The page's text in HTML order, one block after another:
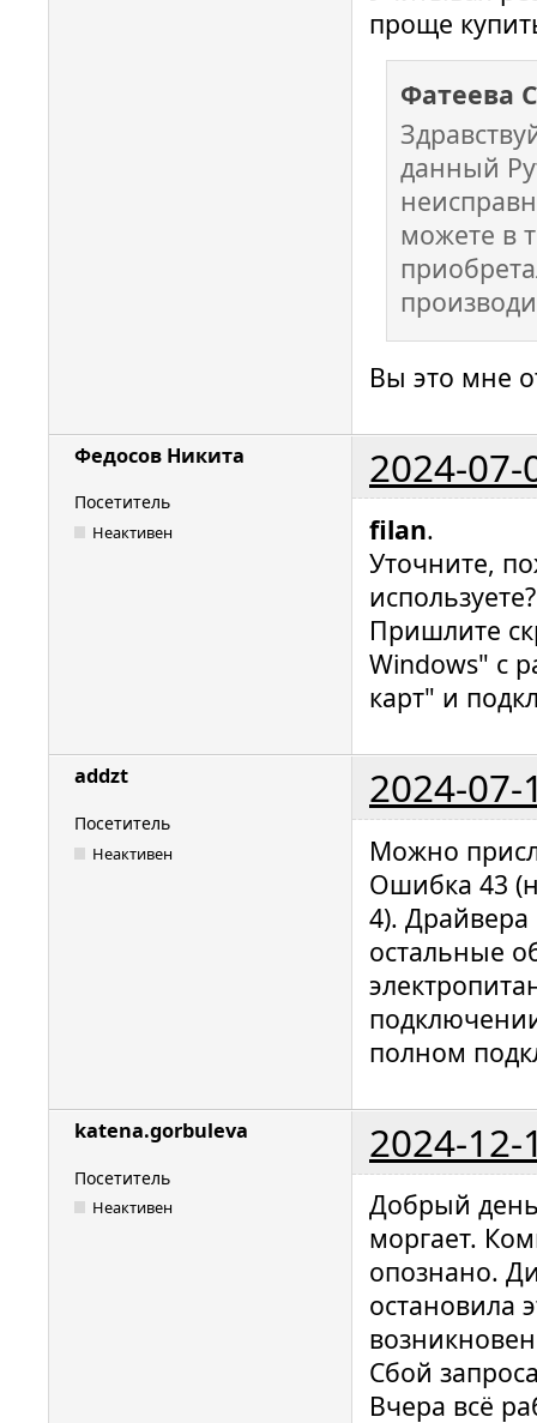
проще
Фатеева
данный
можете в
Вы это мне
Федосов Никита 2024-07-
Посетитель
Неактивен filan.
Уточните,
используете?
Пришлите
Windows" с
карт" и
addzt 2024-07-
Посетитель
Неактивен
Можно
Ошибка 43
4).
остальные
полном
katena.gorbuleva 2024-12-
Посетитель
Неактивен
Добрый
моргает.
опознано.
остановила
Сбой
Вчера всё